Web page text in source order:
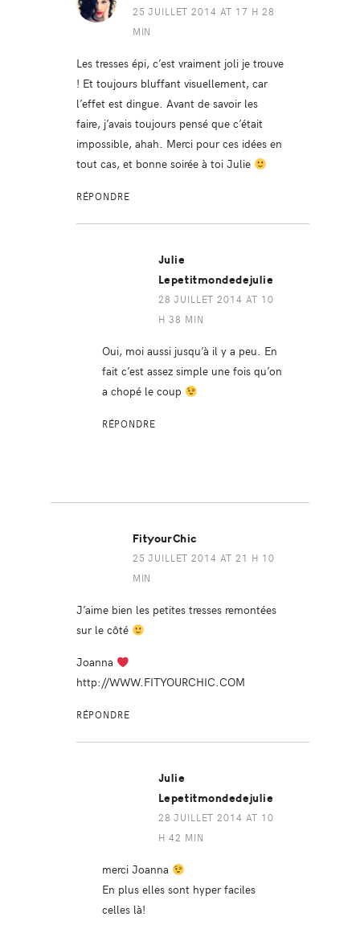
25 JUILLET 2014 AT 17 H 28
MIN
Les tresses épi, c’est vraiment joli je trouve
! Et toujours bluffant visuellement, car
l’effet est dingue. Avant de savoir les
faire, j’avais toujours pensé que c’était
impossible, ahah. Merci pour ces idées en
tout cas, et bonne soirée à toi Julie
RÉPONDRE
Julie
Lepetitmondedejulie
28 JUILLET 2014 AT 10
H 38 MIN
Oui, moi aussi jusqu’à il y a peu. En
fait c’est assez simple une fois qu’on
a chopé le coup
RÉPONDRE
FityourChic
25 JUILLET 2014 AT 21 H 10
MIN
J’aime bien les petites tresses remontées
sur le côté
Joanna
http://WWW.FITYOURCHIC.COM
RÉPONDRE
Julie
Lepetitmondedejulie
28 JUILLET 2014 AT 10
H 42 MIN
merci Joanna
En plus elles sont hyper faciles
celles là!